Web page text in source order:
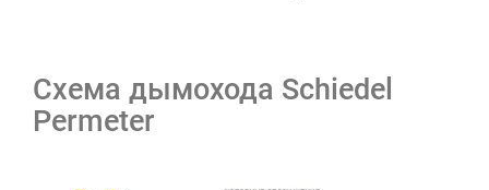
Схема дымохода Schiedel
Permeter